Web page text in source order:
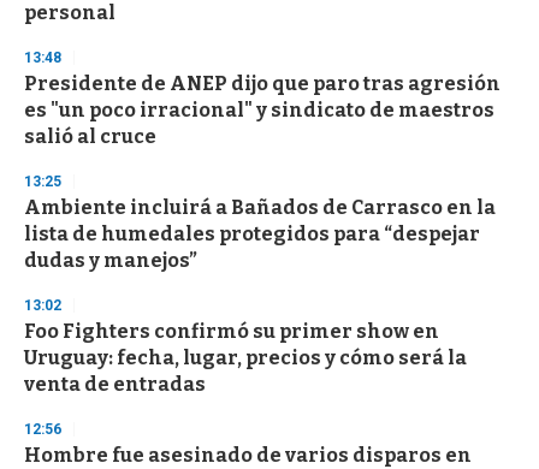
personal
13:48
Presidente de ANEP dijo que paro tras agresión
es "un poco irracional" y sindicato de maestros
salió al cruce
13:25
Ambiente incluirá a Bañados de Carrasco en la
lista de humedales protegidos para “despejar
dudas y manejos”
13:02
Foo Fighters confirmó su primer show en
Uruguay: fecha, lugar, precios y cómo será la
venta de entradas
12:56
Hombre fue asesinado de varios disparos en